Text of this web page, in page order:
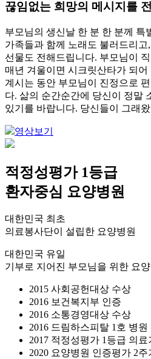
끊임없는 희망의 메시지를
부모님의 생신날 한 분 한 분께 특
가족들과 함께 노래도 불러드리
선물도 전해드립니다. 부모님이
매년 겨울이면 시크릿산타가 되어
계시는 동안 부모님이 진정으로
다. 삶의 순간순간에 당신이 정말
있기를 바랍니다. 당신들이 그래
영상보기
적정성평가 1등급
환자중심 요양병원
대한민국 최초
의료봉사단이 설립한 요양병원
대한민국 유일
기부로 지어진 부모님을 위한 요
2015 사회공헌대상 수상
2016 보건복지부 인증
2016 소통경영대상 수상
2016 드림하스피탈 1호 병원
2017 적정성평가 1등급 의료
2020 요양병원 인증평가 2